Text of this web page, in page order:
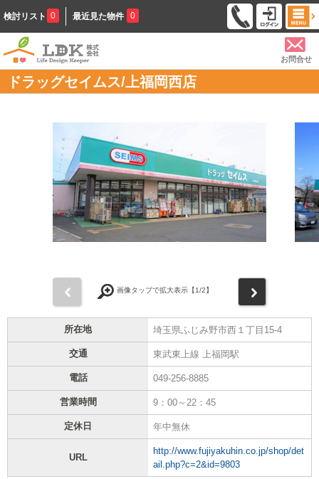
検討リスト 0 最近見た物件 0
お問合せ
ドラッグセイムス/上福岡西店
画像タップで拡大表示【1/2】
所在地 埼玉県ふじみ野市西１丁目15-4
交通 東武東上線 上福岡駅
電話 049-256-8885
営業時間 9：00～22：45
定休日 年中無休
URL
http://www.fujiyakuhin.co.jp/shop/det
ail.php?c=2&id=9803